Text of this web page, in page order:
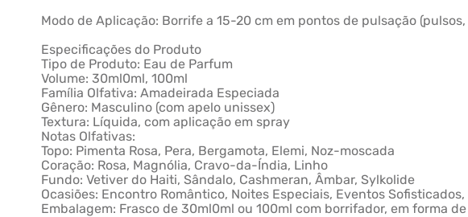
Modo de Aplicação: Borrife a 15-20 cm em pontos de pulsação
Especificações do Produto
Tipo de Produto: Eau de Parfum
Volume: 30ml0ml, 100ml
Família Olfativa: Amadeirada Especiada
Gênero: Masculino (com apelo unissex)
Textura: Líquida, com aplicação em spray
Notas Olfativas:
Topo: Pimenta Rosa, Pera, Bergamota, Elemi, Noz-moscada
Coração: Rosa, Magnólia, Cravo-da-Índia, Linho
Fundo: Vetiver do Haiti, Sândalo, Cashmeran, Âmbar, Sylkolide
Ocasiões: Encontro Romântico, Noites Especiais, Eventos
Embalagem: Frasco de 30ml0ml ou 100ml com borrifador, em forma